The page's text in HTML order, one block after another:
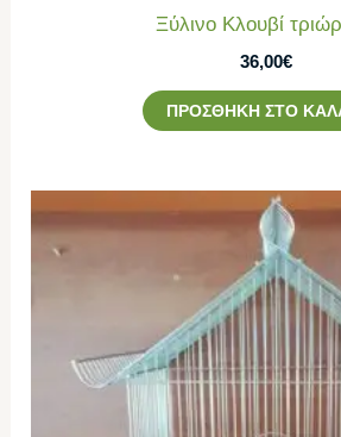
Ξύλινο Κλουβί
36,00€
ΠΡΟΣΘΉΚΗ ΣΤΟ